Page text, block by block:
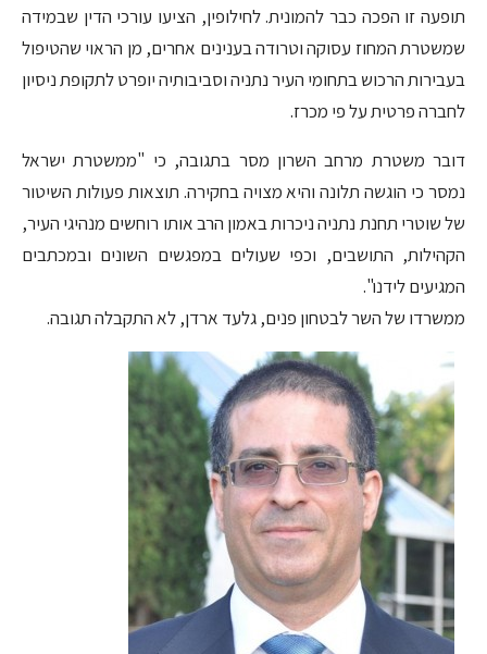
תופעה זו הפכה כבר להמונית. לחילופין, הציעו עורכי הדין שבמידה
שמשטרת המחוז עסוקה וטרודה בענינים אחרים, מן הראוי שהטיפול
בעבירות הרכוש בתחומי העיר נתניה וסביבותיה יופרט לתקופת ניסיון
לחברה פרטית על פי מכרז.
דובר משטרת מרחב השרון מסר בתגובה, כי "ממשטרת ישראל
נמסר כי הוגשה תלונה והיא מצויה בחקירה. תוצאות פעולות השיטור
של שוטרי תחנת נתניה ניכרות באמון הרב אותו רוחשים מנהיגי העיר,
הקהילות, התושבים, וכפי שעולים במפגשים השונים ובמכתבים
המגיעים לידנו".
ממשרדו של השר לבטחון פנים, גלעד ארדן, לא התקבלה תגובה.